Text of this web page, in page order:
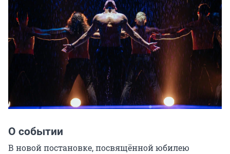
О событии
В новой постановке, посвящённой юбилею